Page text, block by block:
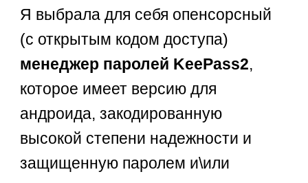
Я выбрала для себя опенсорсный
(с открытым кодом доступа)
менеджер паролей KeePass2,
которое имеет версию для
андроида, закодированную
высокой степени надежности и
защищенную паролем и\или